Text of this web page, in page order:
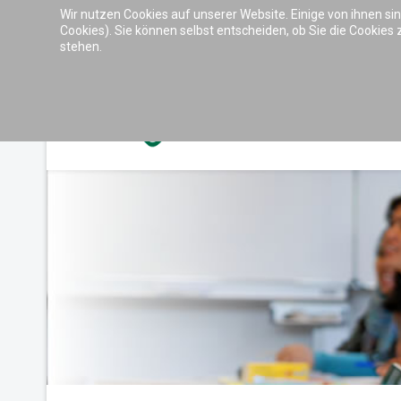
Barrierefreiheit & Tools
Wir nutzen Cookies auf unserer Website. Einige von ihnen
Cookies). Sie können selbst entscheiden, ob Sie die
stehen.